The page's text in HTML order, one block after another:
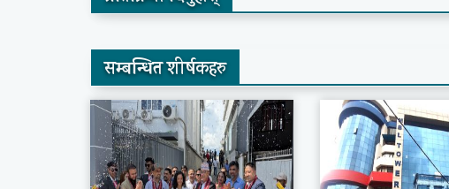
सम्बन्धित शीर्षकहरु